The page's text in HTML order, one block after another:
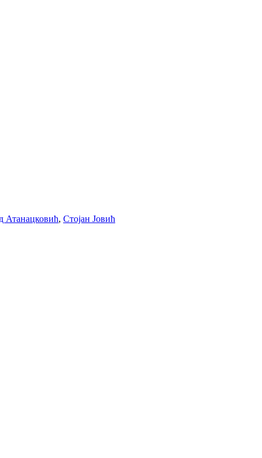
Атанацковић, Стојан Јовић